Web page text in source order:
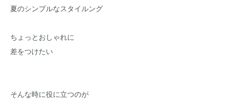
夏のシンプルなスタイルング
ちょっとおしゃれに
差をつけたい
そんな時に役に立つのが